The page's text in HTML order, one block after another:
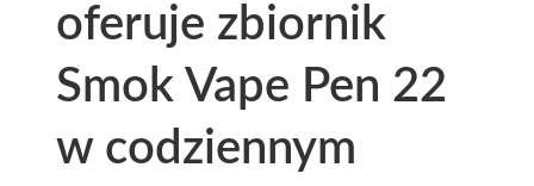
oferuje zbiornik
Smok Vape Pen 22
w codziennym